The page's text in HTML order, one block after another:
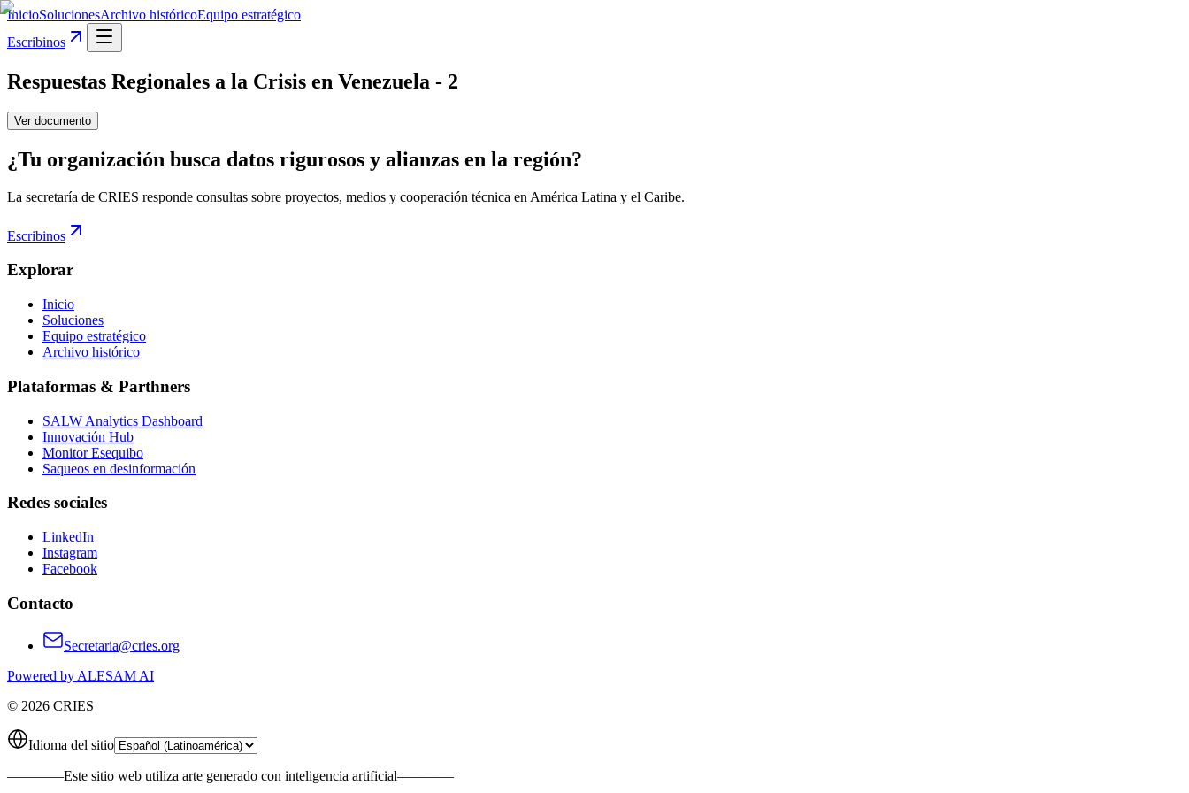
InicioSolucionesArchivo históricoEquipo estratégico
Escribinos
Respuestas Regionales a la Crisis en Venezuela - 2
Ver documento
¿Tu organización busca datos rigurosos y alianzas en la región?
La secretaría de CRIES responde consultas sobre proyectos, medios y cooperación técnica en América Latina y el Caribe.
Escribinos
Explorar
Inicio
Soluciones
Equipo estratégico
Archivo histórico
Plataformas & Parthners
SALW Analytics Dashboard
Innovación Hub
Monitor Esequibo
Saqueos en desinformación
Redes sociales
LinkedIn
Instagram
Facebook
Contacto
Secretaria@cries.org
Powered by ALESAM AI
© 2026 CRIES
Idioma del sitio
————Este sitio web utiliza arte generado con inteligencia artificial————